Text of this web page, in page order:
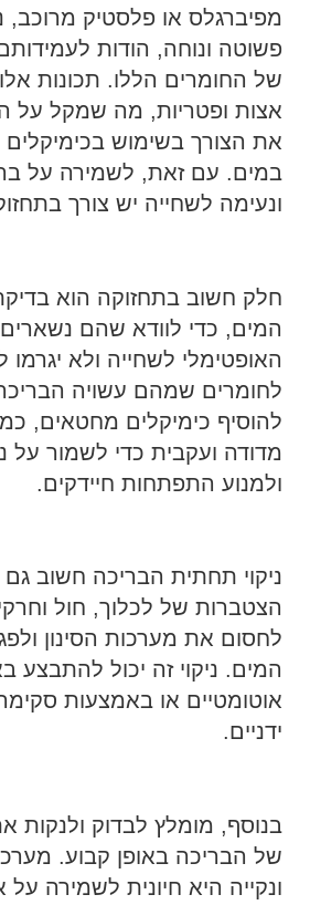
מפיברגלס או פלסטיק
פשוטה ונוחה, הודות
של החומרים הללו. תכונות
אצות ופטריות, מה שמקל על
את הצורך בשימוש בכימיקלים
במים. עם זאת, לשמירה על
ונעימה לשחייה יש צורך
המים, כדי לוודא שהם נשארים
האופטימלי לשחייה ולא יגרמו
לחומרים שמהם עשויה
להוסיף כימיקלים מחטאים,
מדודה ועקבית כדי לשמור על
ולמנוע התפתחות חיידקים.
ניקוי תחתית הבריכה חשוב
הצטברות של לכלוך, חול
לחסום את מערכות הסינון
המים. ניקוי זה יכול להתבצע
אוטומטיים או באמצעות
ידניים.
בנוסף, מומלץ לבדוק ולנקות
של הבריכה באופן קבוע.
ונקייה היא חיונית לשמירה